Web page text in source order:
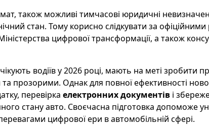
також можливі тимчасові юридичні
стан. Тому корисно слідкувати за
цифрової трансформації, а також
водіїв у 2026 році, мають на меті зробити
прозорими. Однак для повної ефективності
перевірка електронних документіві
стану авто. Своєчасна підготовка допоможе
цифрової ери в автомобільній сфері.